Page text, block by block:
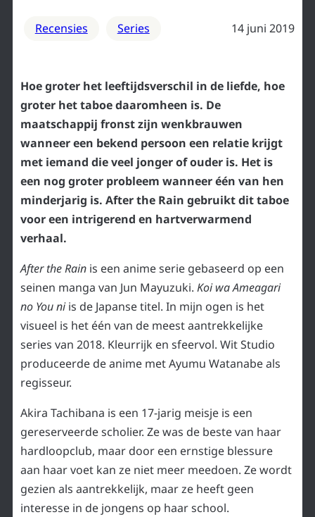
Recensies Series 14 juni 2019
Hoe groter het leeftijdsverschil in de liefde, hoe
groter het taboe daaromheen is. De
maatschappij fronst zijn wenkbrauwen
wanneer een bekend persoon een relatie krijgt
met iemand die veel jonger of ouder is. Het is
een nog groter probleem wanneer één van hen
minderjarig is. After the Rain gebruikt dit taboe
voor een intrigerend en hartverwarmend
verhaal.
After the Rainis een anime serie gebaseerd op een
seinen manga van Jun Mayuzuki. Koi wa Ameagari
no You niis de Japanse titel. In mijn ogen is het
visueel is het één van de meest aantrekkelijke
series van 2018. Kleurrijk en sfeervol. Wit Studio
produceerde de anime met Ayumu Watanabe als
regisseur.
Akira Tachibana is een 17-jarig meisje is een
gereserveerde scholier. Ze was de beste van haar
hardloopclub, maar door een ernstige blessure
aan haar voet kan ze niet meer meedoen. Ze wordt
gezien als aantrekkelijk, maar ze heeft geen
interesse in de jongens op haar school.